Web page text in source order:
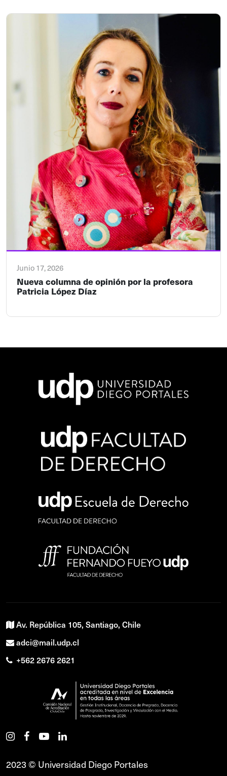
Junio 17, 2026
Nueva columna de opinión por la profesora
Patricia López Díaz
Av. República 105, Santiago, Chile
adci@mail.udp.cl
+562 2676 2621
2023 © Universidad Diego Portales